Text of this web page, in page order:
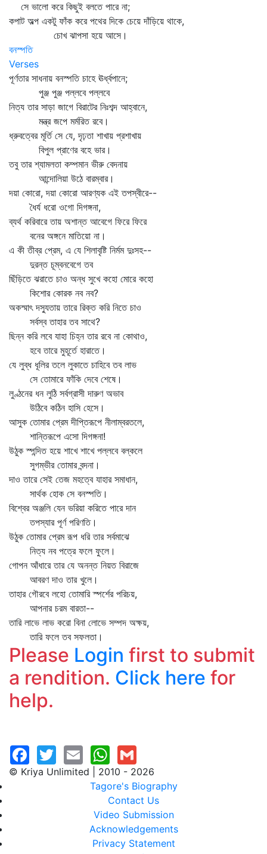
সে ভালো করে কিছুই বলতে পারে না;
কপাট অল্প একটু ফাঁক করে পথের দিকে চেয়ে দাঁড়িয়ে থাকে,
চোখ ঝাপসা হয়ে আসে।
বনস্পতি
Verses
পূর্ণতার সাধনায় বনস্পতি চাহে ঊর্ধ্বপানে;
পুঞ্জ পুঞ্জ পল্লবে পল্লবে
নিত্য তার সাড়া জাগে বিরাটের নিঃশব্দ আহ্বানে,
মন্ত্র জপে মর্মরিত রবে।
ধ্রুবত্বের মূর্তি সে যে, দৃঢ়তা শাখায় প্রশাখায়
বিপুল প্রাণের বহে ভার।
তবু তার শ্যামলতা কম্পমান ভীরু বেদনায়
আন্দোলিয়া উঠে বারম্বার।
দয়া কোরো, দয়া কোরো আরণ্যক এই তপস্বীরে--
ধৈর্য ধরো ওগো দিগঙ্গনা,
ব্যর্থ করিবারে তায় অশান্ত আবেগে ফিরে ফিরে
বনের অঙ্গনে মাতিয়ো না।
এ কী তীব্র প্রেম, এ যে শিলাবৃষ্টি নির্মম দুঃসহ--
দুরন্ত চূম্বনবেগে তব
ছিঁড়িতে ঝরাতে চাও অন্ধ সুখে কহো মোরে কহো
কিশোর কোরক নব নব?
অকস্মাৎ দস্যুতায় তারে রিক্ত করি নিতে চাও
সর্বস্ব তাহার তব সাথে?
ছিন্ন করি লবে যাহা চিহ্ন তার রবে না কোথাও,
হবে তারে মুহূর্তে হারাতে।
যে লুব্ধ ধূলির তলে লুকাতে চাহিবে তব লাভ
সে তোমারে ফাঁকি দেবে শেষে।
লুণ্ঠনের ধন লুঠি সর্বগ্রাসী দারুণ অভাব
উঠিবে কঠিন হাসি হেসে।
আসুক তোমার প্রেম দীপ্তিরূপে নীলাম্বরতলে,
শান্তিরূপে এসো দিগঙ্গনা!
উঠুক স্পন্দিত হয়ে শাখে শাখে পল্লবে বল্কলে
সুগম্ভীর তোমার বন্দনা।
দাও তারে সেই তেজ মহত্বে যাহার সমাধান,
সার্থক হোক সে বনস্পতি।
বিশ্বের অঞ্জলি যেন ভরিয়া করিতে পারে দান
তপস্যার পূর্ণ পরিণতি।
উঠুক তোমার প্রেম রূপ ধরি তার সর্বমাঝে
নিত্য নব পত্রে ফলে ফুলে।
গোপন আঁধারে তার যে অনন্ত নিয়ত বিরাজে
আবরণ দাও তার খুলে।
তাহার গৌরবে লহো তোমারি স্পর্শের পরিচয়,
আপনার চরম বারতা--
তারি লাভে লাভ করো বিনা লোভে সম্পদ অক্ষয়,
তারি ফলে তব সফলতা।
Please Login first to submit
a rendition. Click here for
help.
© Kriya Unlimited | 2010 - 2026
Tagore's Biography
Contact Us
Video Submission
Acknowledgements
Privacy Statement